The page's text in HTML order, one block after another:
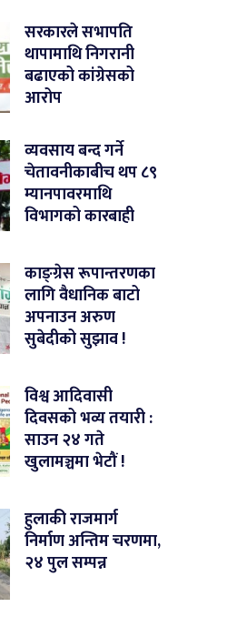
सरकारले सभापति
थापामाथि निगरानी
बढाएको कांग्रेसको
आरोप
व्यवसाय बन्द गर्ने
चेतावनीकाबीच थप ८९
म्यानपावरमाथि
विभागको कारबाही
काङ्ग्रेस रूपान्तरणका
लागि वैधानिक बाटो
अपनाउन अरुण
सुबेदीको सुझाव !
विश्व आदिवासी
दिवसको भव्य तयारी :
साउन २४ गते
खुलामञ्चमा भेटौं !
हुलाकी राजमार्ग
निर्माण अन्तिम चरणमा,
२४ पुल सम्पन्न